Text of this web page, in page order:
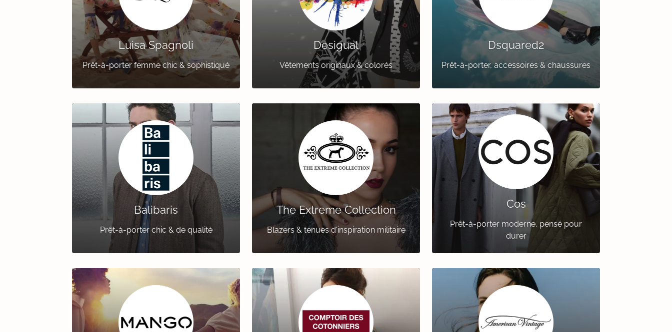
Luisa Spagnoli
Prêt-à-porter femme chic & sophistiqué
Desigual
Vêtements originaux & colorés
Dsquared2
Prêt-à-porter, accessoires & chaussures
Balibaris
Prêt-à-porter chic & de qualité
The Extreme Collection
Blazers & tenues d'inspiration militaire
Cos
Prêt-à-porter moderne, pensé pour
durer